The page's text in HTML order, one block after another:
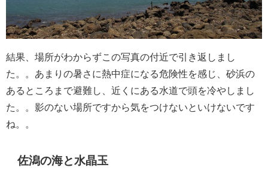
結果、場所がわからずこの写真の付近で引き返しまし
た。。あまりの暑さに熱中症になる危険性を感じ、砂浜の
あるところまで避難し、近くにある水道で頭を冷やしまし
た。。影のない場所ですから気をつけないといけないです
ね。。
佐潟の海と水晶玉